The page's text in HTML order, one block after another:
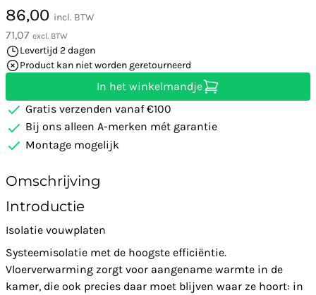
86,00 incl. BTW
71,07 excl. BTW
Levertijd 2 dagen
Product kan niet worden geretourneerd
In het winkelmandje
Gratis verzenden vanaf €100
Bij ons alleen A-merken mét garantie
Montage mogelijk
Omschrijving
Introductie
Isolatie vouwplaten
Systeemisolatie met de hoogste efficiëntie.
Vloerverwarming zorgt voor aangename warmte in de
kamer, die ook precies daar moet blijven waar ze hoort: in